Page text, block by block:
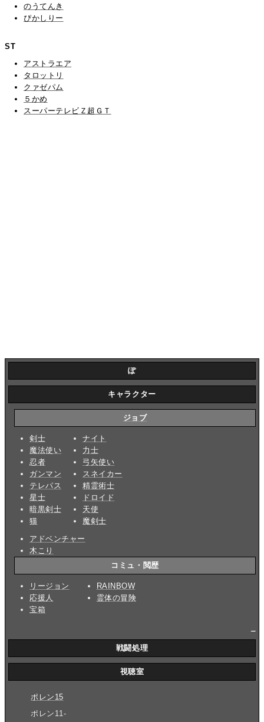
のうてんき
ぴかしりー
ST
アストラエア
タロットリ
クァゼパム
５かめ
スーパーテレビＺ超ＧＴ
ぽ
キャラクター
ジョブ
剣士
魔法使い
忍者
ガンマン
テレパス
星士
暗黒剣士
猫
ナイト
力士
弓矢使い
スネイカー
精霊術士
ドロイド
天使
魔剣士
アドベンチャー
木こり
コミュ・閲歴
リージョン
応援人
宝箱
RAINBOW
霊体の冒険
戦闘処理
視聴室
ポレン15
ポレン11-